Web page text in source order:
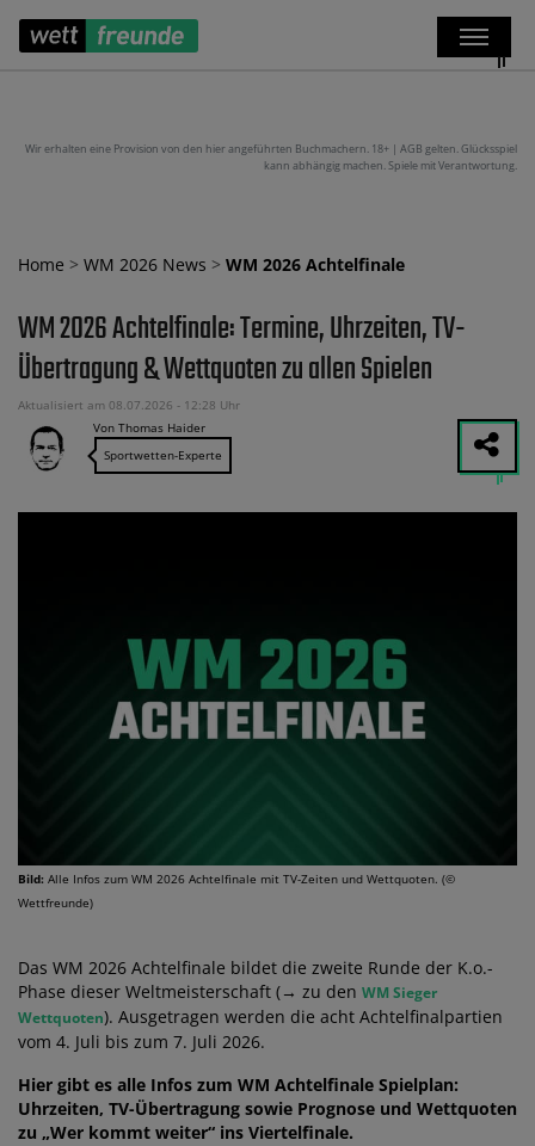
Wir erhalten eine Provision von den hier angeführten Buchmachern. 18+ | AGB gelten. Glücksspiel
kann abhängig machen. Spiele mit Verantwortung.
Home > WM 2026 News > WM 2026 Achtelfinale
WM 2026 Achtelfinale: Termine, Uhrzeiten, TV-
Übertragung & Wettquoten zu allen Spielen
Aktualisiert am 08.07.2026 - 12:28 Uhr
Von Thomas Haider
Sportwetten-Experte
Bild: Alle Infos zum WM 2026 Achtelfinale mit TV-Zeiten und Wettquoten. (©
Wettfreunde)
Das WM 2026 Achtelfinale bildet die zweite Runde der K.o.-
Phase dieser Weltmeisterschaft (→ zu den WM Sieger
Wettquoten). Ausgetragen werden die acht Achtelfinalpartien
vom 4. Juli bis zum 7. Juli 2026.
Hier gibt es alle Infos zum WM Achtelfinale Spielplan:
Uhrzeiten, TV-Übertragung sowie Prognose und Wettquoten
zu „Wer kommt weiter“ ins Viertelfinale.